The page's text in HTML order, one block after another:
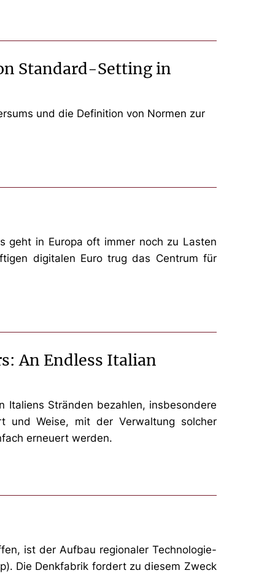
Standard-Setting in
und die Definition von Normen zur
geht in Europa oft immer noch zu Lasten
digitalen Euro trug das Centrum für
An Endless Italian
Italiens Stränden bezahlen, insbesondere
und Weise, mit der Verwaltung solcher
erneuert werden.
ist der Aufbau regionaler Technologie-
Die Denkfabrik fordert zu diesem Zweck